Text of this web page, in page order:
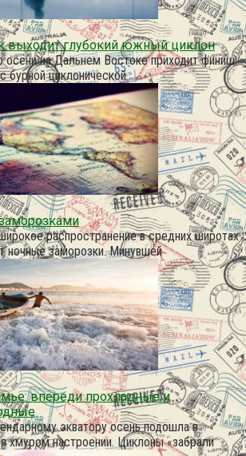
выходит глубокий южный циклон
осени на Дальнем Востоке приходит финиш
бурной циклонической
распространение в средних широтах
ночные заморозки. Минувшей
впереди прохладные и
экватору осень подошла в
хмуром настроении. Циклоны «забрали